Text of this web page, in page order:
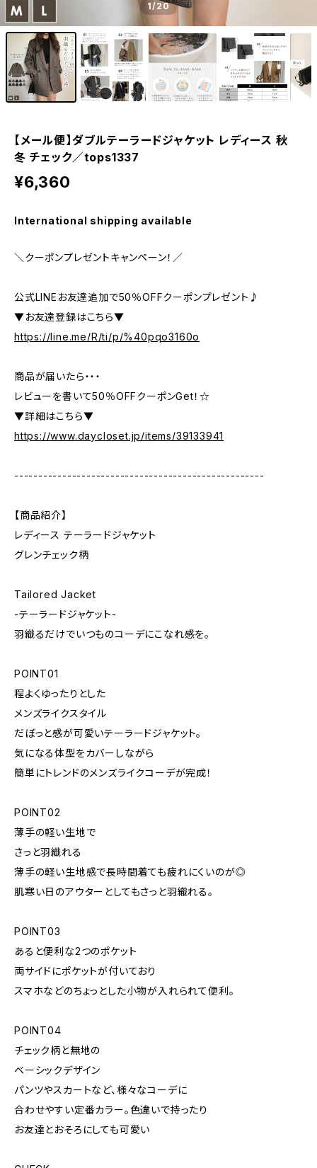
1/20
【メール便】ダブルテーラードジャケット レディース 秋
冬 チェック／tops1337
¥6,360
International shipping available
＼クーポンプレゼントキャンペーン！／
公式LINEお友達追加で50％OFFクーポンプレゼント♪
▼お友達登録はこちら▼
https://line.me/R/ti/p/%40pqo3160o
商品が届いたら・・・
レビューを書いて50％OFFクーポンGet！☆
▼詳細はこちら▼
https://www.daycloset.jp/items/39133941
----------------------------------------------------
【商品紹介】
レディース テーラードジャケット
グレンチェック柄
Tailored Jacket
-テーラードジャケット-
羽織るだけでいつものコーデにこなれ感を。
POINT01
程よくゆったりとした
メンズライクスタイル
だぼっと感が可愛いテーラードジャケット。
気になる体型をカバーしながら
簡単にトレンドのメンズライクコーデが完成！
POINT02
薄手の軽い生地で
さっと羽織れる
薄手の軽い生地感で長時間着ても疲れにくいのが◎
肌寒い日のアウターとしてもさっと羽織れる。
POINT03
あると便利な2つのポケット
両サイドにポケットが付いており
スマホなどのちょっとした小物が入れられて便利。
POINT04
チェック柄と無地の
ベーシックデザイン
パンツやスカートなど、様々なコーデに
合わせやすい定番カラー。色違いで持ったり
お友達とおそろにしても可愛い